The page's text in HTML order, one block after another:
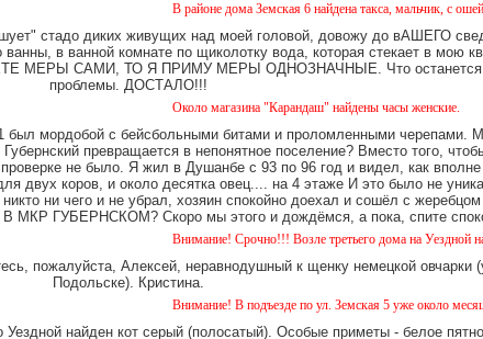
В районе дома Земская 6 найдена такса, мальчик, с ошейником.
стадо диких живущих над моей головой, довожу до вАШЕГО
в ванной комнате по щиколотку вода, которая стекает в мою
МЕРЫ САМИ, ТО Я ПРИМУ МЕРЫ ОДНОЗНАЧНЫЕ. Что останется
проблемы. ДОСТАЛО!!!
Около магазина "Карандаш" найдены часы женские.
был мордобой с бейсбольными битами и проломленными черепами.
превращается в непонятное поселение? Вместо того,
не было. Я жил в Душанбе с 93 по 96 год и видел, как
двух коров, и около десятка овец.... на 4 этаже И это было не
ни чего и не убрал, хозяин спокойно доехал и сошёл с
ГУБЕРНСКОМ? Скоро мы этого и дождёмся, а пока, спите
Внимание! Срочно!!! Возле третьего дома на Уездной найдена
пожалуйста, Алексей, неравнодушный к щенку немецкой овчарки
Подольске). Кристина.
Внимание! В подъезде по ул. Земская 5 уже около месяца
найден кот серый (полосатый). Особые приметы - белое